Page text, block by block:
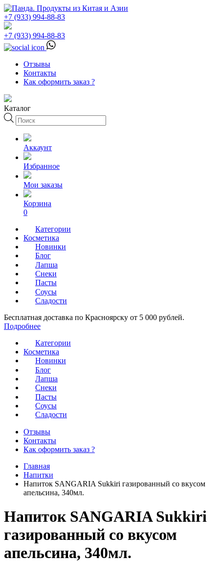
+7 (933) 994-88-83
+7 (933) 994-88-83
Отзывы
Контакты
Как оформить заказ ?
Каталог
Поиск
товаров
Аккаунт
Избранное
Мои заказы
Корзина
0
Категории
Косметика
Новинки
Блог
Лапша
Снеки
Пасты
Соусы
Сладости
Бесплатная доставка по Красноярску от 5 000 рублей.
Подробнее
Категории
Косметика
Новинки
Блог
Лапша
Снеки
Пасты
Соусы
Сладости
Отзывы
Контакты
Как оформить заказ ?
Главная
Напитки
Напиток SANGARIA Sukkiri газированный со вкусом
апельсина, 340мл.
Напиток SANGARIA Sukkiri
газированный со вкусом
апельсина, 340мл.